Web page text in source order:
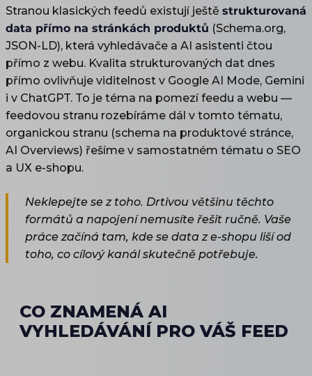
Stranou klasických feedů existují ještě strukturovaná
data přímo na stránkách produktů (Schema.org,
JSON-LD), která vyhledávače a AI asistenti čtou
přímo z webu. Kvalita strukturovaných dat dnes
přímo ovlivňuje viditelnost v Google AI Mode, Gemini
i v ChatGPT. To je téma na pomezí feedu a webu —
feedovou stranu rozebíráme dál v tomto tématu,
organickou stranu (schema na produktové stránce,
AI Overviews) řešíme v samostatném tématu o SEO
a UX e-shopu.
Neklepejte se z toho. Drtivou většinu těchto
formátů a napojení nemusíte řešit ručně. Vaše
práce začíná tam, kde se data z e-shopu liší od
toho, co cílový kanál skutečně potřebuje.
CO ZNAMENÁ AI
VYHLEDÁVÁNÍ PRO VÁŠ FEED